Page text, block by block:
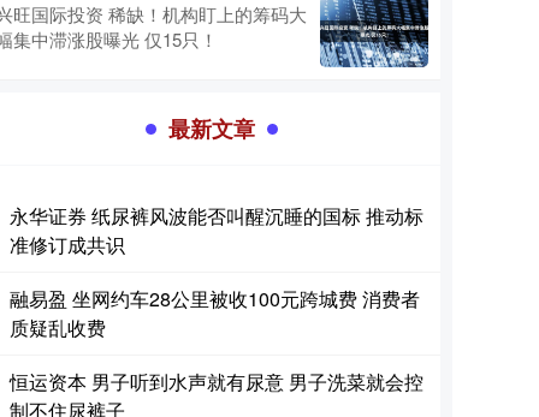
旺国际投资 稀缺！机构盯上的筹码大
集中滞涨股曝光 仅15只！
最新文章
永华证券 纸尿裤风波能否叫醒沉睡的国标 推动标
准修订成共识
融易盈 坐网约车28公里被收100元跨城费 消费者
质疑乱收费
恒运资本 男子听到水声就有尿意 男子洗菜就会控
制不住尿裤子